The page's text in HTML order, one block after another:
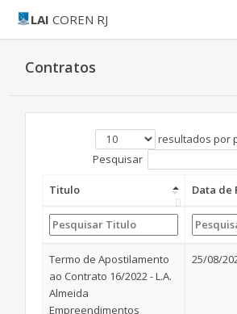
LAI COREN RJ
Contratos
resultados por
Pesquisar
Titulo Data de
Termo de Apostilamento
ao Contrato 16/2022 - L.A.
Almeida
Empreendimentos
25/08/